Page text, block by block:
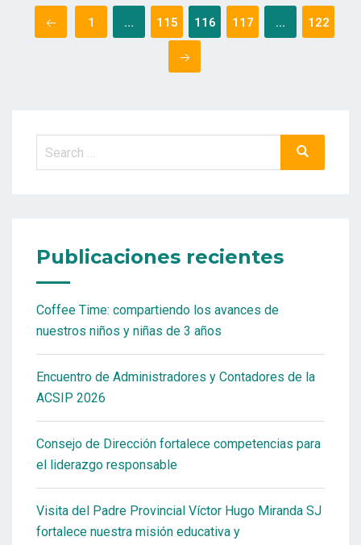
Posts
pagination
1 … 115 116 117 … 122
Search
Search
Publicaciones recientes
Coffee Time: compartiendo los avances de
nuestros niños y niñas de 3 años
Encuentro de Administradores y Contadores de la
ACSIP 2026
Consejo de Dirección fortalece competencias para
el liderazgo responsable
Visita del Padre Provincial Víctor Hugo Miranda SJ
fortalece nuestra misión educativa y